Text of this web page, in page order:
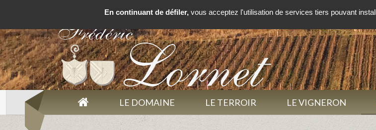
LE DOMAINE LE TERROIR LE VIGNERON
En continuant de défiler,vous acceptez l'utilisation de services tiers pouvant